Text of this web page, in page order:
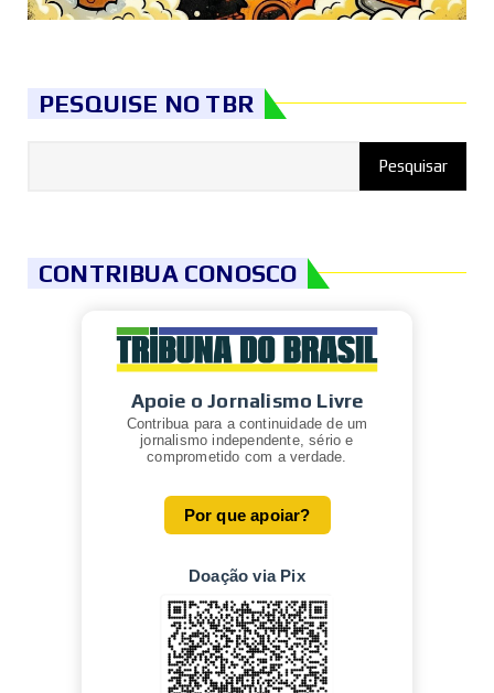
PESQUISE NO TBR
CONTRIBUA CONOSCO
Apoie o Jornalismo Livre
Contribua para a continuidade de um
jornalismo independente, sério e
comprometido com a verdade.
Por que apoiar?
Doação via Pix